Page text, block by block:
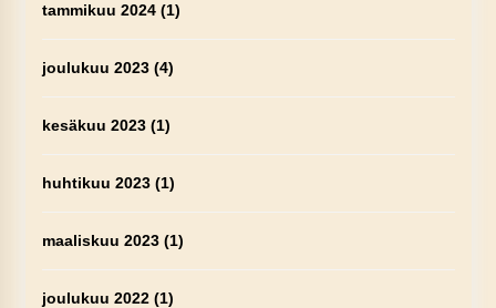
tammikuu 2024(1)
joulukuu 2023(4)
kesäkuu 2023(1)
huhtikuu 2023(1)
maaliskuu 2023(1)
joulukuu 2022(1)